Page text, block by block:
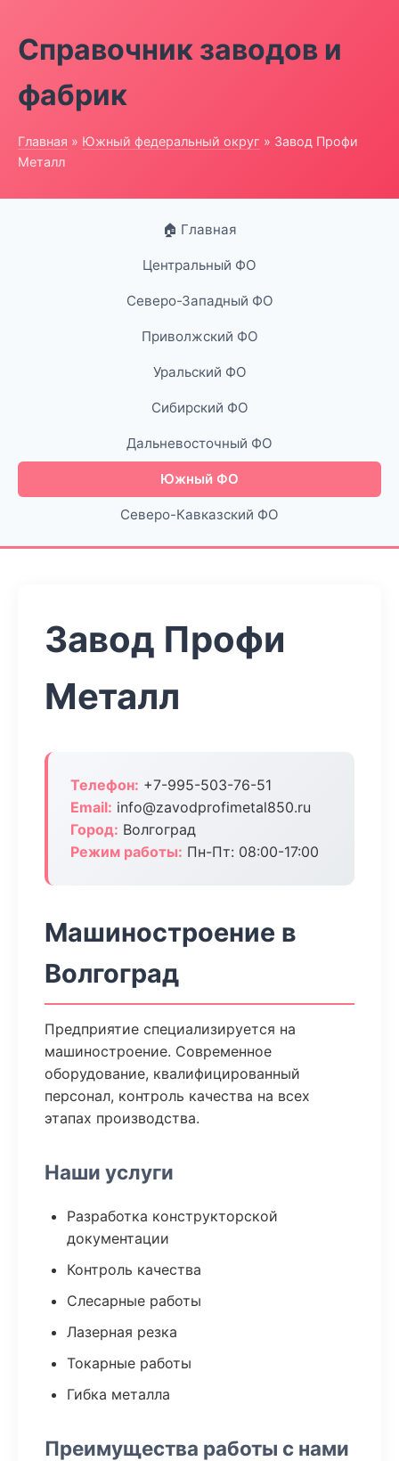
Справочник заводов и
фабрик
Главная » Южный федеральный округ » Завод Профи
Металл
🏠 Главная
Центральный ФО
Северо-Западный ФО
Приволжский ФО
Уральский ФО
Сибирский ФО
Дальневосточный ФО
Южный ФО
Северо-Кавказский ФО
Завод Профи
Металл
Телефон: +7-995-503-76-51
Email: info@zavodprofimetal850.ru
Город: Волгоград
Режим работы: Пн-Пт: 08:00-17:00
Машиностроение в
Волгоград
Предприятие специализируется на
машиностроение. Современное
оборудование, квалифицированный
персонал, контроль качества на всех
этапах производства.
Наши услуги
Разработка конструкторской
документации
Контроль качества
Слесарные работы
Лазерная резка
Токарные работы
Гибка металла
Преимущества работы с нами